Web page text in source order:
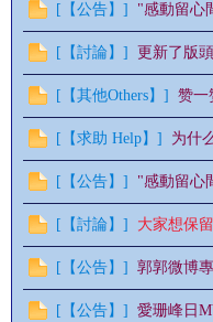
[ 【公告】 ] "感動留心
[ 【討論】 ] 更新了版
[ 【其他Others】 ] 赞一
[ 【求助 Help】 ] 为什
[ 【公告】 ] "感動留心
[ 【討論】 ] 大家想保
[ 【公告】 ] 郭郭微博
[ 【公告】 ] 愛珊峰日